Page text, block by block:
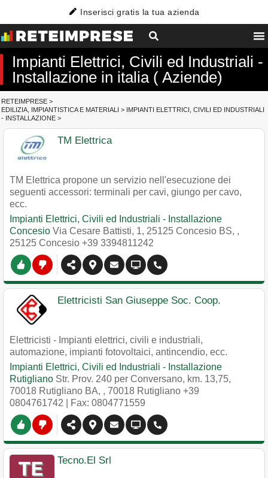
Inserisci gratis la tua azienda
Impianti Elettrici, Civili ed Industriali -
Installazione in italia ( Aziende)
RETEIMPRESE >
EDILIZIA, IMPIANTISTICA E MATERIALI > IMPIANTI ELETTRICI, CIVILI ED INDUSTRIALI
- INSTALLAZIONE >
TM Elettrica
TM Elettrica propone un servizio nell'esecuzione dei
seguenti accessori: terminali per cavi, giungo per cavo,
ecc.
Impianti Elettrici, Civili ed Industriali - Installazione
Concesio Via Cesare Battisti, 1, 25125 Concesio BS, ,
25125 Concesio +39 3394811242
Elettricisti San Giuseppe Soc. Coop.
Elettricisti - Impianti elettrici, civili e industriali,
automazione, impianti fotovoltaici, antincendio, ecc.
Impianti Elettrici, Civili ed Industriali - Installazione
Rutigliano Str. Prov. 240 per Conversano, km. 13,75,
70018 Rutigliano BA, , 70018 Rutigliano +39
0804761742 | Fax: 0804771559
Tecno.El Srl